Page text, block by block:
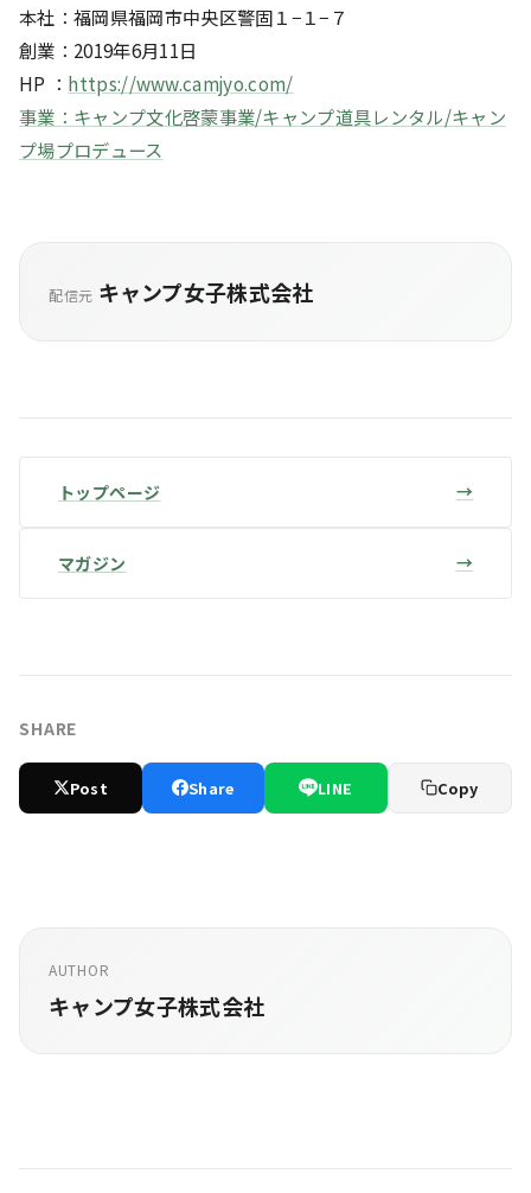
本社：福岡県福岡市中央区警固１−１−７
創業：2019年6月11日
HP ： https://www.camjyo.com/
事業：キャンプ文化啓蒙事業/キャンプ道具レンタル/キャン
プ場プロデュース
配信元 キャンプ女子株式会社
トップページ
マガジン
SHARE
Post Share LINE Copy
AUTHOR
キャンプ女子株式会社